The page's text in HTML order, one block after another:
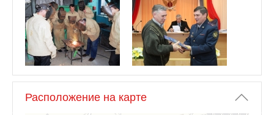
Расположение на карте